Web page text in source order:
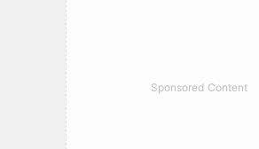
Sponsored Content